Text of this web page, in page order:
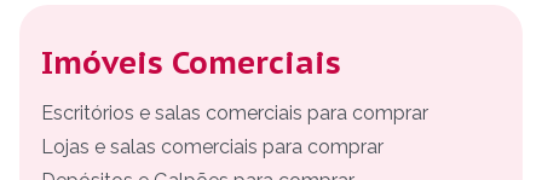
Imóveis Comerciais
Escritórios e salas comerciais para comprar
Lojas e salas comerciais para comprar